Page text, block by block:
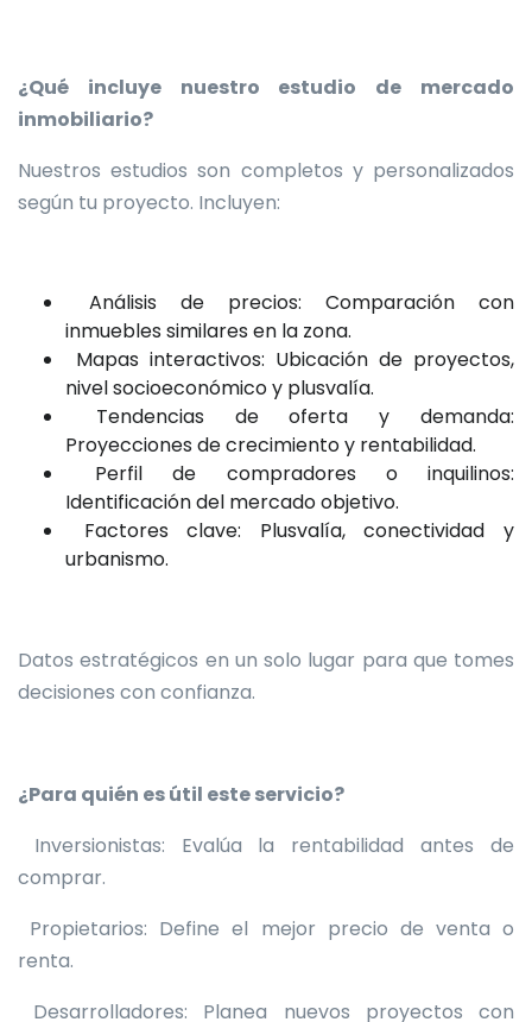
¿Qué incluye nuestro estudio de mercado
inmobiliario?
Nuestros estudios son completos y personalizados
según tu proyecto. Incluyen:
Análisis de precios: Comparación con
inmuebles similares en la zona.
Mapas interactivos: Ubicación de proyectos,
nivel socioeconómico y plusvalía.
Tendencias de oferta y demanda:
Proyecciones de crecimiento y rentabilidad.
Perfil de compradores o inquilinos:
Identificación del mercado objetivo.
Factores clave: Plusvalía, conectividad y
urbanismo.
Datos estratégicos en un solo lugar para que tomes
decisiones con confianza.
¿Para quién es útil este servicio?
Inversionistas: Evalúa la rentabilidad antes de
comprar.
Propietarios: Define el mejor precio de venta o
renta.
Desarrolladores: Planea nuevos proyectos con